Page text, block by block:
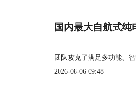
国内最大自航式纯
团队攻克了满足多功能、
2026-08-06 09:48